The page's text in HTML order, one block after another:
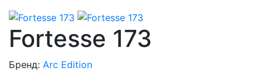
Fortesse 173
Бренд: Arc Edition